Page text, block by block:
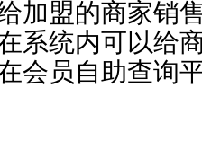
加盟的商家销
系统内可以给
会员自助查询